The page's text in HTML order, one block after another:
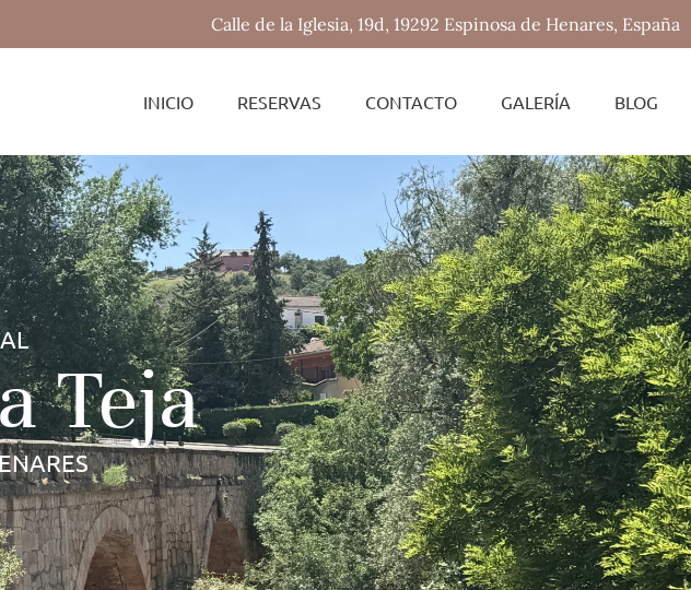
Calle de la Iglesia, 19d, 19292 Espinosa de Henares, España
INICIO RESERVAS CONTACTO GALERÍA BLOG
Teja